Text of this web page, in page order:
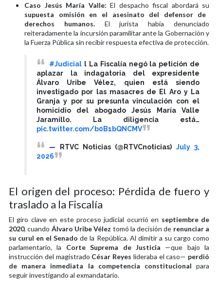
Caso Jesús María Valle: El despacho fiscal abordará su
supuesta omisión en el asesinato del defensor de
derechos humanos.El jurista había denunciado
reiteradamente la incursión paramilitar ante la Gobernación y
la Fuerza Pública sin recibir respuesta efectiva de protección.
#Judicial l La Fiscalía negó la petición de
aplazar la indagatoria del expresidente
Álvaro Uribe Vélez, quien está siendo
investigado por las masacres de El Aro y La
Granja y por su presunta vinculación con el
homicidio del abogado Jesús María Valle
Jaramillo. La diligencia está…
pic.twitter.com/b0B1bQNCMV
— RTVC Noticias (@RTVCnoticias) July 3,
2026
El origen del proceso: Pérdida de fuero y
traslado a la Fiscalía
El giro clave en este proceso judicial ocurrió en septiembre de
2020, cuando Álvaro Uribe Vélez tomó la decisión de renunciar a
su curul en el Senado de la República. Al dimitir a su cargo como
parlamentario, la Corte Suprema de Justicia —que bajo la
instrucción del magistrado César Reyes lideraba el caso— perdió
de manera inmediata la competencia constitucional para
seguir investigando al exmandatario.